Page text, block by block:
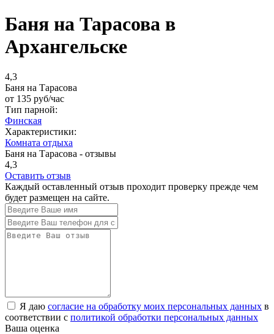
Баня на Тарасова в
Архангельске
4,3
Баня на Тарасова
от 135 руб/час
Тип парной:
Финская
Характеристики:
Комната отдыха
Баня на Тарасова - отзывы
4,3
Оставить отзыв
Каждый оставленный отзыв проходит проверку прежде чем
будет размещен на сайте.
Я даю согласие на обработку моих персональных данных в
соответствии с политикой обработки персональных данных
Ваша оценка